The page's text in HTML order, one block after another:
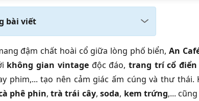
bài viết
đậm chất hoài cổ giữa lòng phố biển,An
không gian vintageđộc đáo, trang trí cổ điển
phim,... tạo nên cảm giác ấm cúng và thư
phê phin, trà trái cây,soda, kem trứng,...